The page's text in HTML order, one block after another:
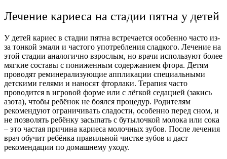
Лечение кариеса на стадии пятна у детей
У детей кариес в стадии пятна встречается особенно часто из-
за тонкой эмали и частого употребления сладкого. Лечение на
этой стадии аналогично взрослым, но врачи используют более
мягкие составы с пониженным содержанием фтора. Детям
проводят реминерализующие аппликации специальными
детскими гелями и наносят фторлаки. Терапия часто
проводится в игровой форме или с лёгкой седацией (закись
азота), чтобы ребёнок не боялся процедур. Родителям
рекомендуют ограничивать сладости, особенно перед сном, и
не позволять ребёнку засыпать с бутылочкой молока или сока
– это частая причина кариеса молочных зубов. После лечения
врач обучит ребёнка правильной чистке зубов и даст
рекомендации по домашнему уходу.